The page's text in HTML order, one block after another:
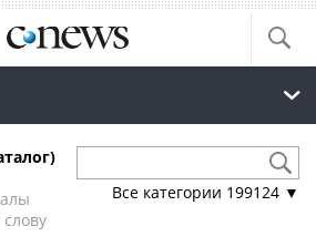
Все категории 199124 ▼